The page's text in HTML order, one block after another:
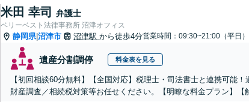
米田 幸司 弁護士
ベリーベスト法律事務所 沼津オフィス
静岡県|沼津市 沼津駅 から徒歩4分営業時間：09:30~21:00（平日）
遺産分割調停 料金表を見る
【初回相談60分無料】【全国対応】税理士・司法書士と連携可能
財産調査／相続税対策等お任せください。【明瞭な料金プラン】【